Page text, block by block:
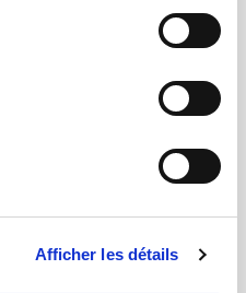
Afficher les détails